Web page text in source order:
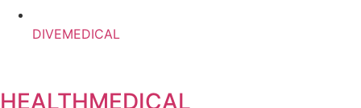
DIVEMEDICAL
HEALTHMEDICAL